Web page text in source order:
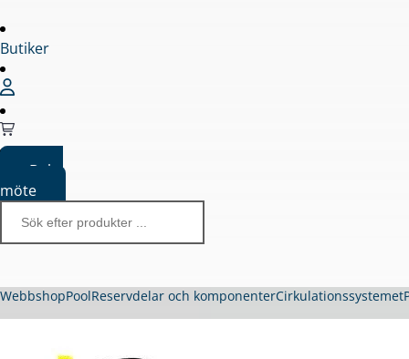
Butiker
Boka
möte
WebbshopPoolReservdelar och komponenterCirkulationssystemet